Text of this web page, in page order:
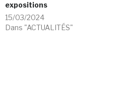
expositions
15/03/2024
Dans "ACTUALITÉS"